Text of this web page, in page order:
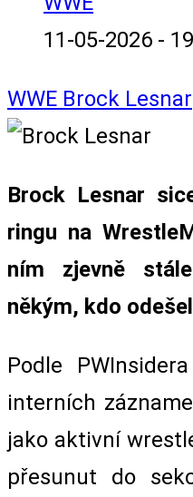
11-05-2026 -
WWE Brock Lesnar
Brock Lesnar
ringu na
ním zjevně
někým, kdo
Podle
interních
jako aktivní
přesunut do